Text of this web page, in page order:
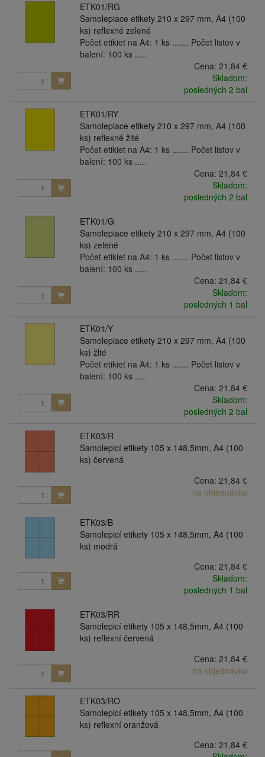
ETK01/RG
Samolepiace etikety 210 x 297 mm, A4 (100
ks) reflexné zelené
Počet etikiet na A4: 1 ks ....... Počet listov v
balení: 100 ks .....
Cena: 21,84 €
Skladom:
posledných 2 bal
ETK01/RY
Samolepiace etikety 210 x 297 mm, A4 (100
ks) reflexné žlté
Počet etikiet na A4: 1 ks ....... Počet listov v
balení: 100 ks .....
Cena: 21,84 €
Skladom:
posledných 2 bal
ETK01/G
Samolepiace etikety 210 x 297 mm, A4 (100
ks) zelené
Počet etikiet na A4: 1 ks ....... Počet listov v
balení: 100 ks .....
Cena: 21,84 €
Skladom:
posledných 1 bal
ETK01/Y
Samolepiace etikety 210 x 297 mm, A4 (100
ks) žlté
Počet etikiet na A4: 1 ks ....... Počet listov v
balení: 100 ks .....
Cena: 21,84 €
Skladom:
posledných 2 bal
ETK03/R
Samolepicí etikety 105 x 148,5mm, A4 (100
ks) červená
Cena: 21,84 €
na objednávku
ETK03/B
Samolepicí etikety 105 x 148,5mm, A4 (100
ks) modrá
Cena: 21,84 €
Skladom:
posledných 1 bal
ETK03/RR
Samolepicí etikety 105 x 148,5mm, A4 (100
ks) reflexní červená
Cena: 21,84 €
na objednávku
ETK03/RO
Samolepicí etikety 105 x 148,5mm, A4 (100
ks) reflexní oranžová
Cena: 21,84 €